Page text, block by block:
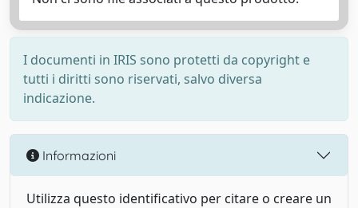
I documenti in IRIS sono protetti da copyright e
tutti i diritti sono riservati, salvo diversa
indicazione.
Informazioni
Utilizza questo identificativo per citare o creare un